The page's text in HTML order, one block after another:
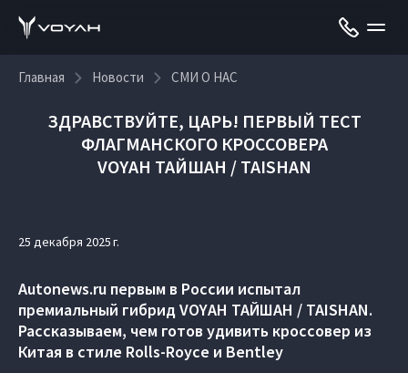
Главная Новости СМИ О НАС
ЗДРАВСТВУЙТЕ, ЦАРЬ! ПЕРВЫЙ ТЕСТ
ФЛАГМАНСКОГО КРОССОВЕРА
VOYAH ТАЙШАН / TAISHAN
25 декабря 2025 г.
Autonews.ru первым в России испытал
премиальный гибрид VOYAH ТАЙШАН / TAISHAN.
Рассказываем, чем готов удивить кроссовер из
Китая в стиле Rolls-Royce и Bentley